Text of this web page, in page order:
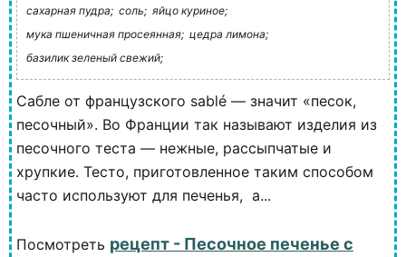
сахарная пудра; соль; яйцо куриное;
мука пшеничная просеянная; цедра лимона;
базилик зеленый свежий;
Сабле от французского sablé — значит «песок,
песочный». Во Франции так называют изделия из
песочного теста — нежные, рассыпчатые и
хрупкие. Тесто, приготовленное таким способом
часто используют для печенья, а...
Посмотреть рецепт - Песочное печенье с